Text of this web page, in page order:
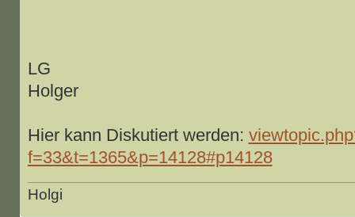
LG
Holger
Hier kann Diskutiert werden:
f=33&t=1365&p=14128#p14128
Holgi